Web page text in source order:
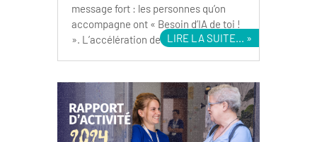
message fort : les personnes qu’on
accompagne ont « Besoin d’IA de toi !
». L’accélération des usages...
LIRE LA SUITE...